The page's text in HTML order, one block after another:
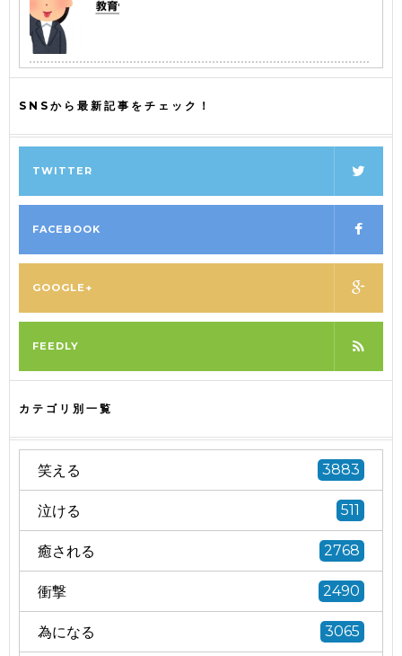
SNSから最新記事をチェック！
TWITTER
FACEBOOK
GOOGLE+
FEEDLY
カテゴリ別一覧
笑える 3883
泣ける 511
癒される 2768
衝撃 2490
為になる 3065